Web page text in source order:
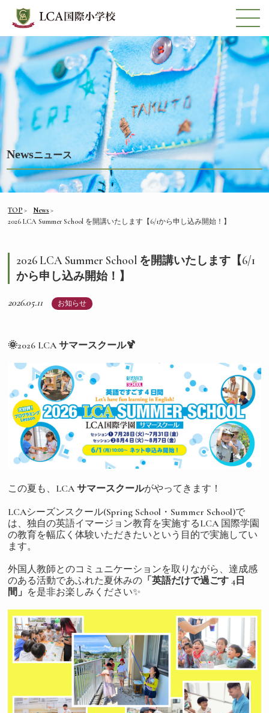
Newsニュース
TOP
News
2026 LCA Summer School を開講いたします【6/1から申し込み開始！】
2026 LCA Summer School を開講いたします【6/1
から申し込み開始！】
2026.05.11 お知らせ
🌞2026 LCA サマースクール🍹
この夏も、 LCA サマースクールがやってきます！
LCAシーズンスクール(Spring School・Summer School)で
は、独自の英語イマージョン教育を実施するLCA 国際学園
の教育を幅広く体験いただきたいという目的で実施してい
ます。
外国人教師とのコミュニケーションを取りながら、達成感
のある活動であふれた夏休みの 「英語だけで過ごす 4日
間」 を是非お楽しみください✨